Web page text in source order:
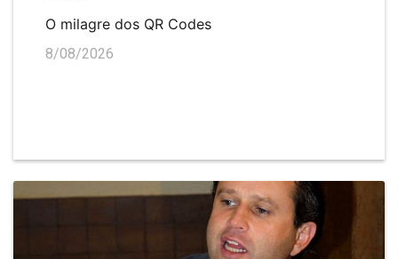
O milagre dos QR Codes
8/08/2026